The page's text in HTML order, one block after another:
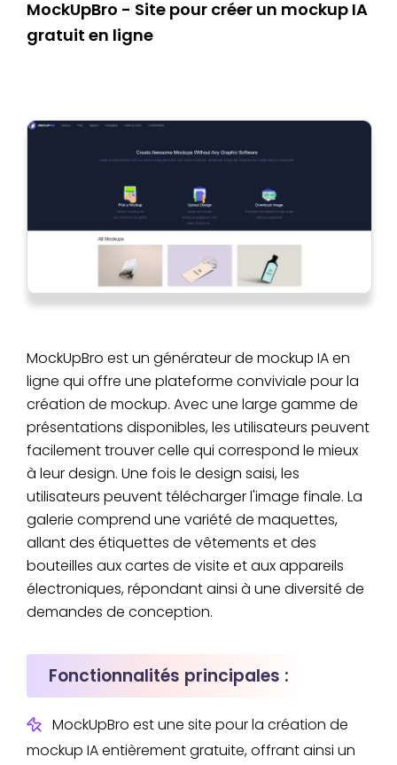
MockUpBro - Site pour créer un mockup IA
gratuit en ligne
MockUpBro est un générateur de mockup IA en
ligne qui offre une plateforme conviviale pour la
création de mockup. Avec une large gamme de
présentations disponibles, les utilisateurs peuvent
facilement trouver celle qui correspond le mieux
à leur design. Une fois le design saisi, les
utilisateurs peuvent télécharger l'image finale. La
galerie comprend une variété de maquettes,
allant des étiquettes de vêtements et des
bouteilles aux cartes de visite et aux appareils
électroniques, répondant ainsi à une diversité de
demandes de conception.
Fonctionnalités principales :
MockUpBro est une site pour la création de
mockup IA entièrement gratuite, offrant ainsi un